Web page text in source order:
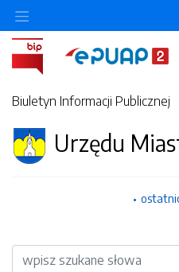
Biuletyn Informacji Publicznej
Urzędu
Wyszukiwarka